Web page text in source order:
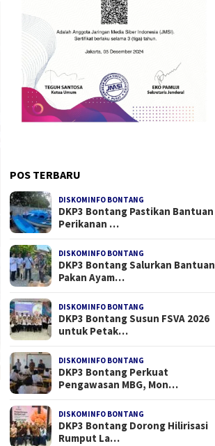
POS TERBARU
DISKOMINFO BONTANG
DKP3 Bontang Pastikan Bantuan
Perikanan …
DISKOMINFO BONTANG
DKP3 Bontang Salurkan Bantuan
Pakan Ayam…
DISKOMINFO BONTANG
DKP3 Bontang Susun FSVA 2026
untuk Petak…
DISKOMINFO BONTANG
DKP3 Bontang Perkuat
Pengawasan MBG, Mon…
DISKOMINFO BONTANG
DKP3 Bontang Dorong Hilirisasi
Rumput La…